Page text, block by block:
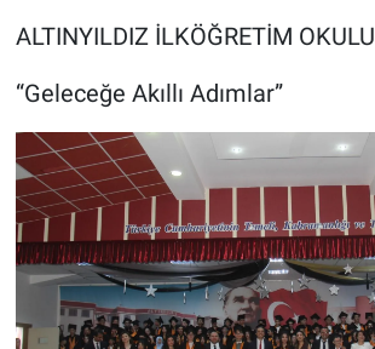
ALTINYILDIZ İLKÖĞRETİM OKULU
“Geleceğe Akıllı Adımlar”